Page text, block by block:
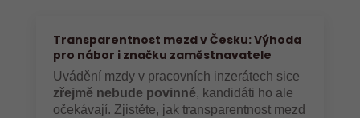
Transparentnost mezd v Česku: Výhoda
pro nábor i značku zaměstnavatele
Uvádění mzdy v pracovních inzerátech sice
zřejmě nebude povinné, kandidáti ho ale
očekávají. Zjistěte, jak transparentnost mezd